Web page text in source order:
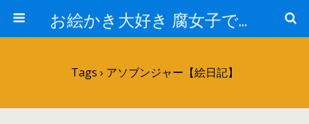
お絵かき大好き 腐女子でゲーマーのおかしな生活
Tags › アソブンジャー【絵日記】